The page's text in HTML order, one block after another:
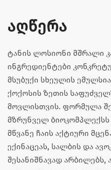
აღწერა
ტანის ლოსიონი მშრალი
ინგრედიენტები
მსუბუქი სხეულის
ქოქოსის ზეთის
მოვლისთვის. ფორმულა
მზრუნველ ბიოკომპლექსს
მწვანე ჩაის აქტიური
ექინაცეას, სალბის და
შესანიშნავად არბილებს,